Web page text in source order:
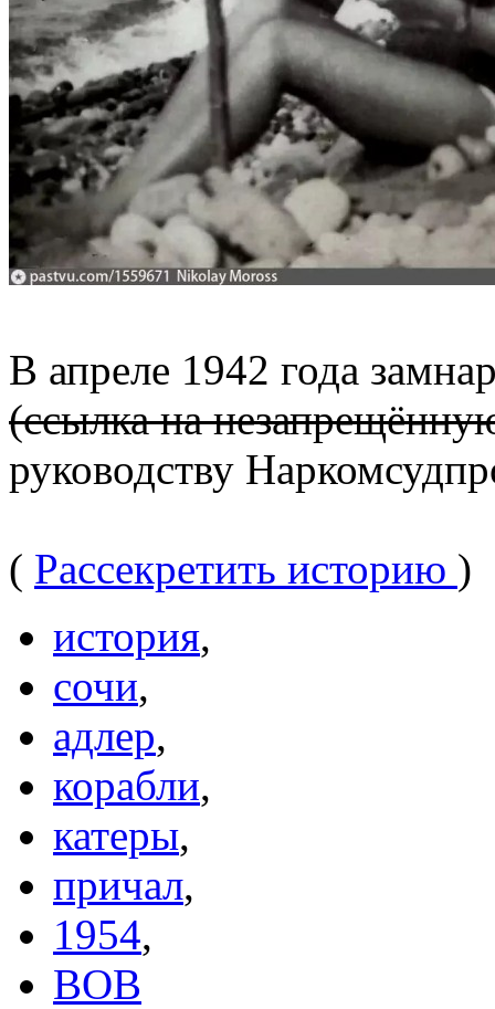
В апреле 1942 года
(ссылка на
руководству
( Рассекретить историю )
история,
сочи,
адлер,
корабли,
катеры,
причал,
1954,
ВОВ